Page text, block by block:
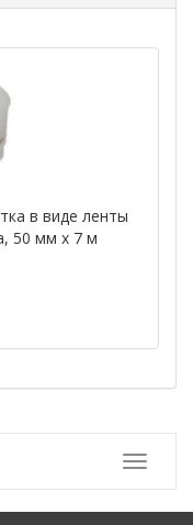
в виде ленты
50 мм х 7 м
Toggle